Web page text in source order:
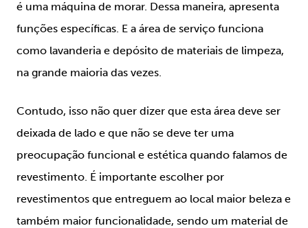
é uma máquina de morar. Dessa maneira, apresenta
funções específicas. E a área de serviço funciona
como lavanderia e depósito de materiais de limpeza,
na grande maioria das vezes.
Contudo, isso não quer dizer que esta área deve ser
deixada de lado e que não se deve ter uma
preocupação funcional e estética quando falamos de
revestimento. É importante escolher por
revestimentos que entreguem ao local maior beleza e
também maior funcionalidade, sendo um material de